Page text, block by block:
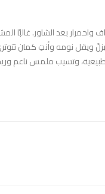
بعد الشاور.
يزنّ ويقل نومه وأنتِ كمان
وتسيب ملمس ناعم